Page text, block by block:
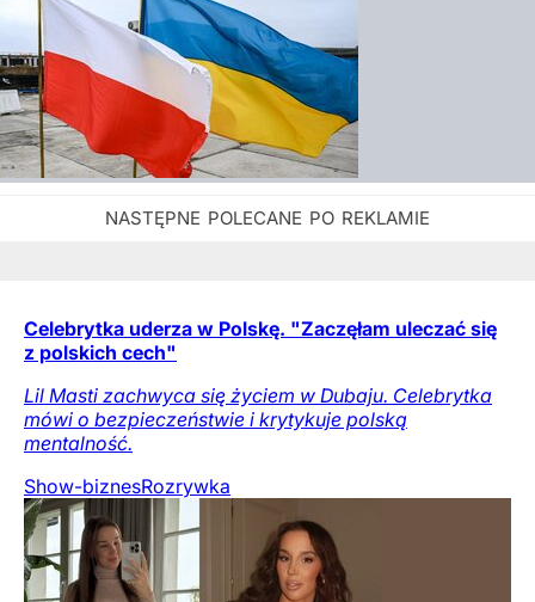
Celebrytka uderza w Polskę. "Zaczęłam uleczać się
z polskich cech"
Lil Masti zachwyca się życiem w Dubaju. Celebrytka
mówi o bezpieczeństwie i krytykuje polską
mentalność.
Show-biznesRozrywka